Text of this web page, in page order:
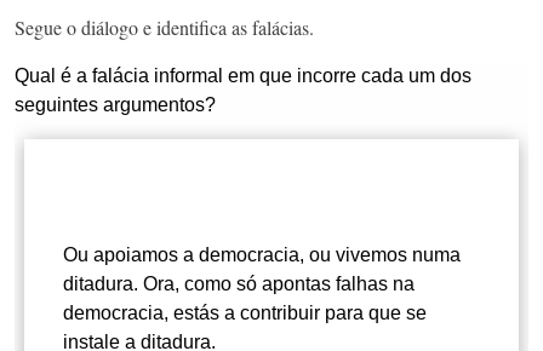
Segue o diálogo e identifica as falácias.